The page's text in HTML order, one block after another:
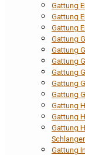
Gattung
Gattung
Gattung
Gattung
Gattung
Gattung
Gattung
Gattung
Gattung
Gattung
Gattung
Gattung
Gattung